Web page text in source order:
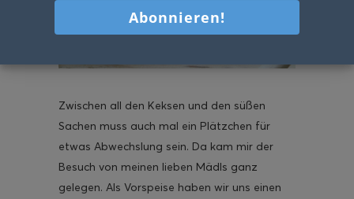
Zwischen all den Keksen und den süßen
Sachen muss auch mal ein Plätzchen für
etwas Abwechslung sein. Da kam mir der
Besuch von meinen lieben Mädls ganz
gelegen. Als Vorspeise haben wir uns einen